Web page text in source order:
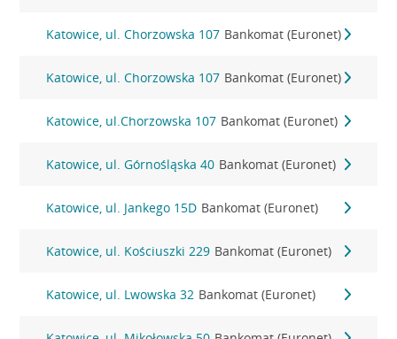
Katowice, ul. Chorzowska 107 Bankomat (Euronet)
Katowice, ul. Chorzowska 107 Bankomat (Euronet)
Katowice, ul.Chorzowska 107 Bankomat (Euronet)
Katowice, ul. Górnośląska 40 Bankomat (Euronet)
Katowice, ul. Jankego 15D Bankomat (Euronet)
Katowice, ul. Kościuszki 229 Bankomat (Euronet)
Katowice, ul. Lwowska 32 Bankomat (Euronet)